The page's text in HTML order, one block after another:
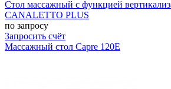
Стол массажный с функцией
CANALETTO PLUS
по запросу
Запросить счёт
Массажный стол Capre 120E